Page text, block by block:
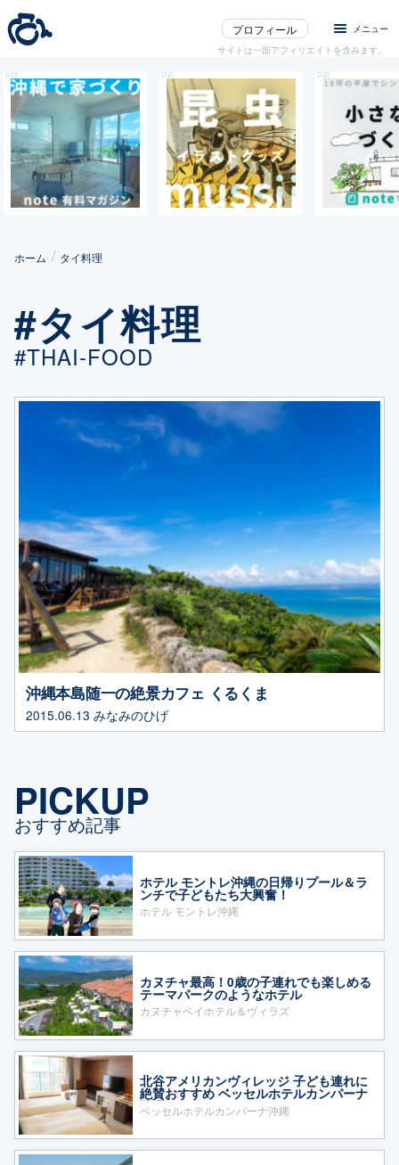
プロフィール
メニュー
サイトは一部アフィリエイトを含みます。
ホーム タイ料理
#タイ料理
#THAI-FOOD
沖縄本島随一の絶景カフェ くるくま
2015.06.13 みなみのひげ
PICKUP
おすすめ記事
ホテル モントレ沖縄の日帰りプール＆ラ
ンチで子どもたち大興奮！
ホテル モントレ沖縄
カヌチャ最高！0歳の子連れでも楽しめる
テーマパークのようなホテル
カヌチャベイホテル＆ヴィラズ
北谷アメリカンヴィレッジ 子ども連れに
絶賛おすすめ ベッセルホテルカンパーナ
沖縄
ベッセルホテルカンパーナ沖縄